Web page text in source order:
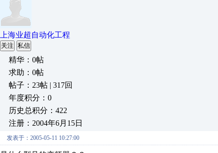
上海业超自动化工程
关注 私信
精华：0帖
求助：0帖
帖子：23帖 | 317回
年度积分：0
历史总积分：422
注册：2004年6月15日
发表于：2005-05-11 10:27:00